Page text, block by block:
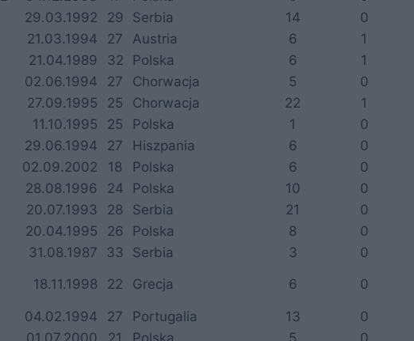
29.03.1992 29 Serbia 14 0
21.03.1994 27 Austria 6 1
21.04.1989 32 Polska 6 1
02.06.1994 27 Chorwacja 5 0
27.09.1995 25 Chorwacja 22 1
11.10.1995 25 Polska 1 0
29.06.1994 27 Hiszpania 6 0
02.09.2002 18 Polska 6 0
28.08.1996 24 Polska 10 0
20.07.1993 28 Serbia 21 0
20.04.1995 26 Polska 8 0
31.08.1987 33 Serbia 3 0
18.11.1998 22 Grecja 6 0
04.02.1994 27 Portugalia 13 0
01.07.2000 21 Polska 5 0